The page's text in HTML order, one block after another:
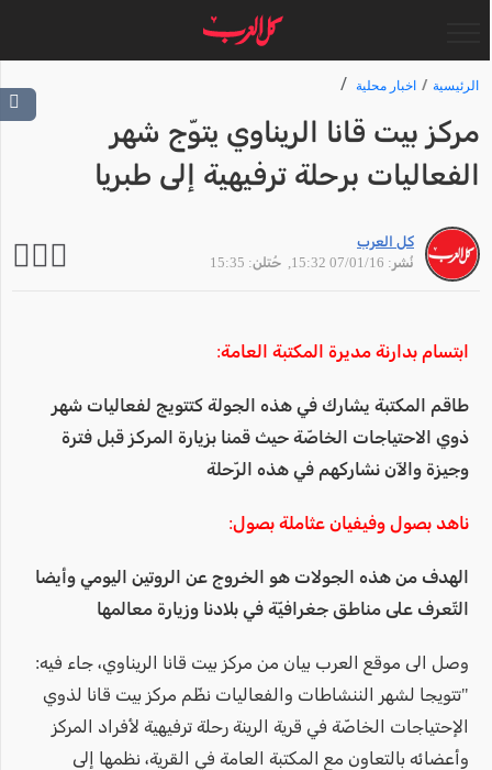
الرئيسية اخبار محلية
مركز بيت قانا الريناوي يتوّج شهر
الفعاليات برحلة ترفيهية إلى طبريا
كل العرب
نُشر: 07/01/16 15:32
, حُتلن: 15:35
ابتسام بدارنة مديرة المكتبة العامة:
طاقم المكتبة يشارك في هذه الجولة كتتويج لفعاليات شهر
ذوي الاحتياجات الخاصّة حيث قمنا بزيارة المركز قبل فترة
وجيزة والآن نشاركهم في هذه الرّحلة
ناهد بصول وفيفيان عثاملة بصول:
الهدف من هذه الجولات هو الخروج عن الروتين اليومي وأيضا
التّعرف على مناطق جغرافيّة في بلادنا وزيارة معالمها
وصل الى موقع العرب بيان من مركز بيت قانا الريناوي، جاء فيه:
"تتويجا لشهر الننشاطات والفعاليات نظّم مركز بيت قانا لذوي
الإحتياجات الخاصّة في قرية الرينة رحلة ترفيهية لأفراد المركز
وأعضائه بالتعاون مع المكتبة العامة في القرية، نظمها إلى